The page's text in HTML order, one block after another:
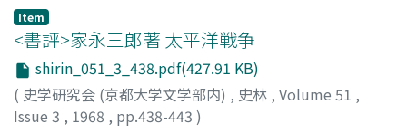
る国家機構や国策を支える国家経費を賄い難くなる。また
伴造として内廷的な部に関係しているのは、国造が名代・
子代の部の伴造である例の多いのに比べ特徴的ではある
が、これも必ずしも直轄領々主であることに由来するとは
限らない。私は、県主が彼らの県の中に置かれた直轄領邑
の長たる稲置の任に就くことで、直轄領管理に当ったもの
Item
<書評>家永三郎著 太平洋戦争
shirin_051_3_438.pdf(427.91 KB)
( 史学研究会 (京都大学文学部内) , 史林 , Volume 51 ,
Issue 3 , 1968 , pp.438-443 )